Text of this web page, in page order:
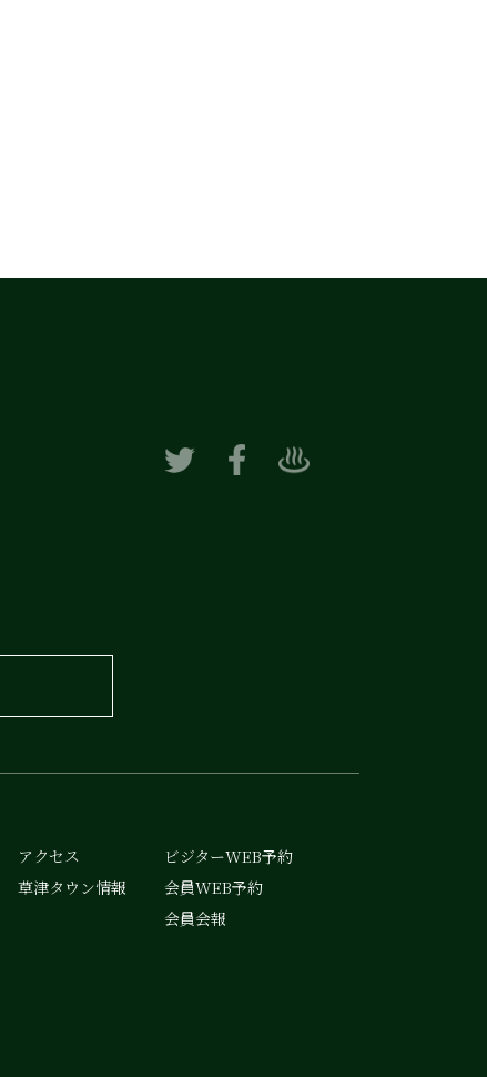
アクセス
草津タウン情報
ビジターWEB予約
会員WEB予約
会員会報